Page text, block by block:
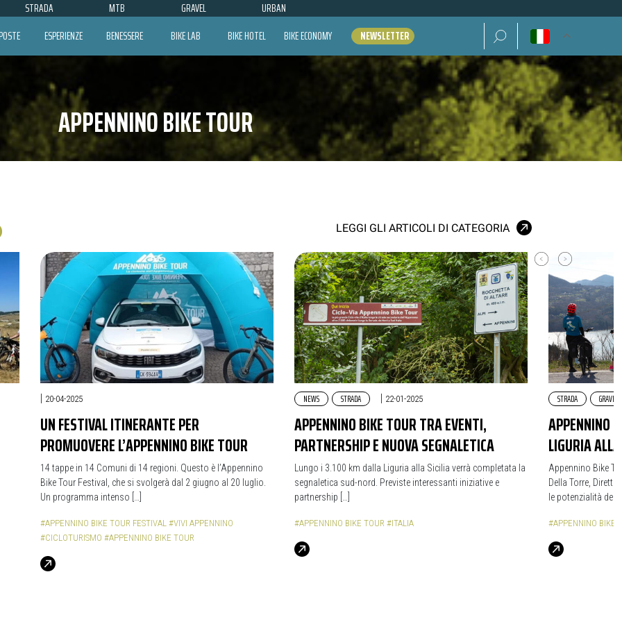
STRADA MTB GRAVEL URBAN
ESPERIENZE BENESSERE BIKE LAB BIKE HOTEL BIKE ECONOMY NEWSLETTER Ricerca per:
APPENNINO BIKE TOUR
LEGGI GLI ARTICOLI DI CATEGORIA
| 20-04-2025
UN FESTIVAL ITINERANTE PER
PROMUOVERE L’APPENNINO BIKE TOUR
14 tappe in 14 Comuni di 14 regioni. Questo è l’Appennino
Bike Tour Festival, che si svolgerà dal 2 giugno al 20 luglio.
Un programma intenso […]
#APPENNINO BIKE TOUR FESTIVAL #VIVI APPENNINO
#CICLOTURISMO #APPENNINO BIKE TOUR
NEWS STRADA | 22-01-2025
APPENNINO BIKE TOUR TRA EVENTI,
PARTNERSHIP E NUOVA SEGNALETICA
Lungo i 3.100 km dalla Liguria alla Sicilia verrà completata la
segnaletica sud-nord. Previste interessanti iniziative e
partnership […]
#APPENNINO BIKE TOUR #ITALIA
STRADA GRAVEL
APPENNINO
LIGURIA
Appennino Bike
Della Torre,
le potenzialità del
#APPENNINO BIKE